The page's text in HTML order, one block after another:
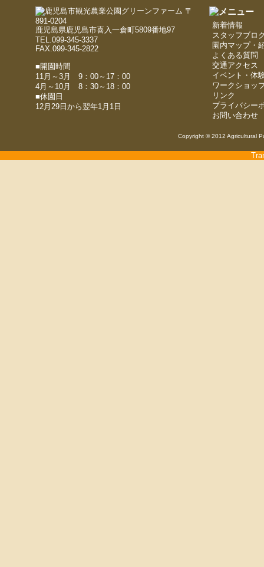
〒
891-0204
鹿児島県鹿児島市喜入一倉町5809番地97
TEL.099-345-3337
FAX.099-345-2822
■開園時間
11月～3月 9：00～17：00
4月～10月 8：30～18：00
■休園日
12月29日から翌年1月1日
新着情報
スタッフブロ
園内マップ・
よくある質問
交通アクセス
イベント・体
ワークショッ
リンク
プライバシー
お問い合わせ
Copyright © 2012 Agricultural